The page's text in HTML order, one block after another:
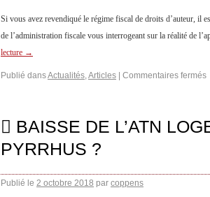
Si vous avez revendiqué le régime fiscal de droits d’auteur, il
de l’administration fiscale vous interrogeant sur la réalité de
lecture →
Publié dansActualités,Articles Commentaires fermés
 BAISSE DE L’ATN
PYRRHUS ?
Publié le 2 octobre 2018 par coppens